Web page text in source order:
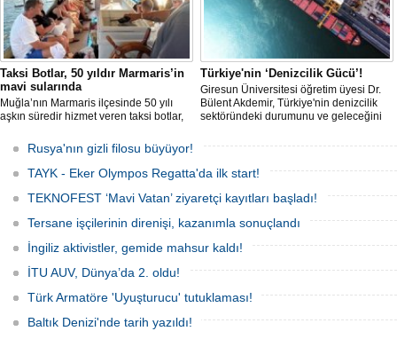
Taksi Botlar, 50 yıldır Marmaris’in
mavi sularında
Muğla’nın Marmaris ilçesinde 50 yılı
aşkın süredir hizmet veren taksi botlar,
amacıyla kullanılmaya devam ediyor.
Türkiye'nin ‘Denizcilik Gücü’!
Giresun Üniversitesi öğretim üyesi Dr.
Bülent Akdemir, Türkiye'nin denizcilik
sektöründeki durumunu ve geleceğini
Rusya'nın gizli filosu büyüyor!
TAYK - Eker Olympos Regatta'da ilk start!
TEKNOFEST ‘Mavi Vatan’ ziyaretçi kayıtları başladı!
Tersane işçilerinin direnişi, kazanımla sonuçlandı
İngiliz aktivistler, gemide mahsur kaldı!
İTU AUV, Dünya’da 2. oldu!
Türk Armatöre 'Uyuşturucu' tutuklaması!
Baltık Denizi'nde tarih yazıldı!